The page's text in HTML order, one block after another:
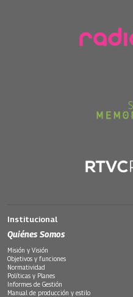
Institucional
Quiénes Somos
Misión y Visión
Objetivos y funciones
Normatividad
Políticas y Planes
Informes de Gestión
Manual de producción y estilo